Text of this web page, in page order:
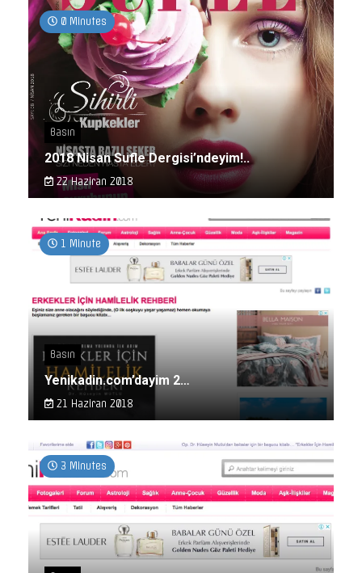
0 Minutes
Basın
2018 Nisan Sufle Dergisi’ndeyim!..
22 Haziran 2018
1 Minute
Basın
Yenikadin.com’dayim 2…
21 Haziran 2018
3 Minutes